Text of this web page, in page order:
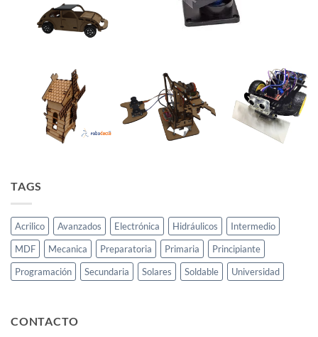
TAGS
Acrilico Avanzados Electrónica Hidráulicos
Intermedio
MDF
Mecanica Preparatoria Primaria
Principiante
Programación
Secundaria Solares Soldable Universidad
CONTACTO